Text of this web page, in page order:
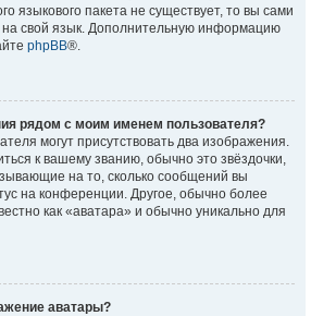
языкового пакета не существует, то вы сами
свой язык. Дополнительную информацию
phpBB®.
рядом с моим именем пользователя?
могут присутствовать два изображения.
к вашему званию, обычно это звёздочки,
на то, сколько сообщений вы
на конференции. Другое, обычно более
как «аватара» и обычно уникально для
аватары?